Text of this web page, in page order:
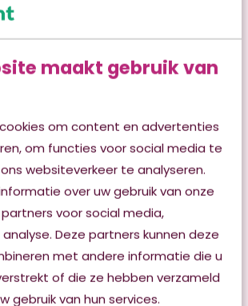
maakt gebruik van
om content en advertenties
om functies voor social media te
websiteverkeer te analyseren.
over uw gebruik van onze
voor social media,
Deze partners kunnen deze
met andere informatie die u
of die ze hebben verzameld
gebruik van hun services.